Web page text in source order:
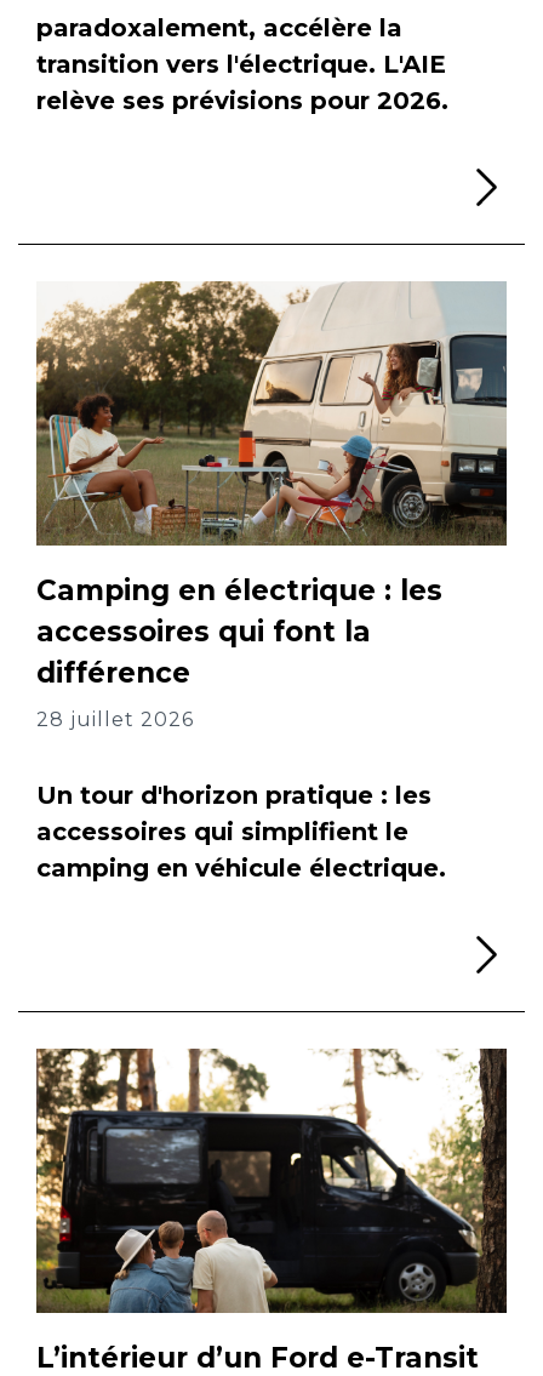
paradoxalement, accélère la
transition vers l'électrique. L'AIE
relève ses prévisions pour 2026.
Camping en électrique : les
accessoires qui font la
différence
28 juillet 2026
Un tour d'horizon pratique : les
accessoires qui simplifient le
camping en véhicule électrique.
L’intérieur d’un Ford e-Transit